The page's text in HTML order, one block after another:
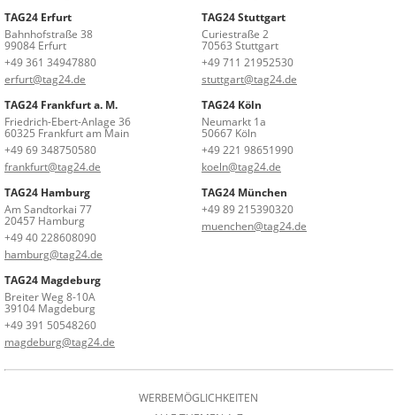
TAG24 Erfurt
Bahnhofstraße 38
99084 Erfurt
+49 361 34947880
erfurt@tag24.de
TAG24 Stuttgart
Curiestraße 2
70563 Stuttgart
+49 711 21952530
stuttgart@tag24.de
TAG24 Frankfurt a. M.
Friedrich-Ebert-Anlage 36
60325 Frankfurt am Main
+49 69 348750580
frankfurt@tag24.de
TAG24 Köln
Neumarkt 1a
50667 Köln
+49 221 98651990
koeln@tag24.de
TAG24 Hamburg
Am Sandtorkai 77
20457 Hamburg
+49 40 228608090
hamburg@tag24.de
TAG24 München
+49 89 215390320
muenchen@tag24.de
TAG24 Magdeburg
Breiter Weg 8-10A
39104 Magdeburg
+49 391 50548260
magdeburg@tag24.de
WERBEMÖGLICHKEITEN